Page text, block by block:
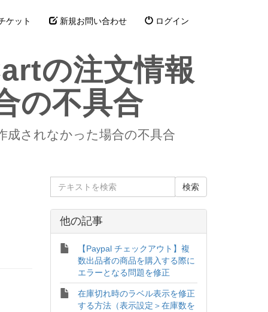
ケット 新規お問い合わせ ログイン
の注文情報
の不具合
成されなかった場合の不具合
他の記事
【Paypal チェックアウト】複
数出品者の商品を購入する際に
エラーとなる問題を修正
在庫切れ時のラベル表示を修正
する方法（表示設定＞在庫数を